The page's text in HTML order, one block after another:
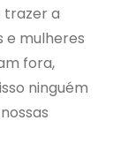
trazer a
e mulheres
fora,
ninguém